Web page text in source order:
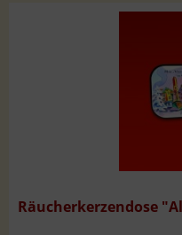
Räucherkerzendose